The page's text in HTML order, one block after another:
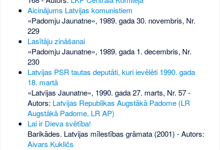
Aicinājums Latvijas komunistiem
«Padomju Jaunatne», 1989. gada 30. novembris, Nr.
229
Lasītāju zināšanai
«Padomju Jaunatne», 1989. gada 1. decembris, Nr.
230
Latvijas PSR tautas deputāti, kuri ievēlēti 1990. gada
18. martā
«Latvijas Jaunatne», 1990. gada 27. marts, Nr. 57-
Autors: Latvijas Republikas Augstākā Padome (LR
Augstākā Padome, LR AP)
Lai ir Dieva svētība!
Barikādes. Latvijas mīlestības grāmata (2001) - Autors:
Aivars Kukličs